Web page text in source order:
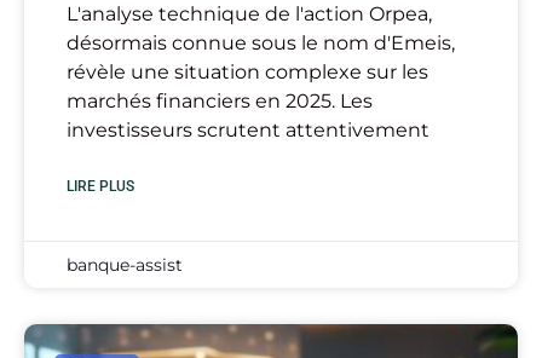
L'analyse technique de l'action Orpea,
désormais connue sous le nom d'Emeis,
révèle une situation complexe sur les
marchés financiers en 2025. Les
investisseurs scrutent attentivement
LIRE PLUS
banque-assist